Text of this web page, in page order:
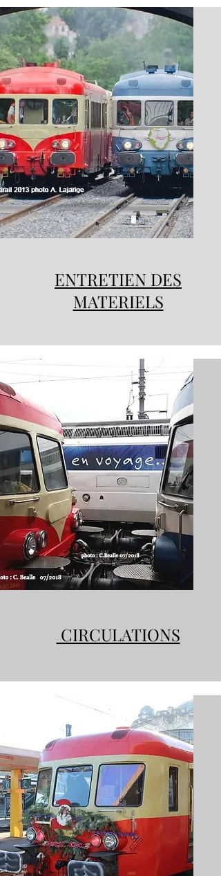
ENTRETIEN DES
MATERIELS
CIRCULATIONS